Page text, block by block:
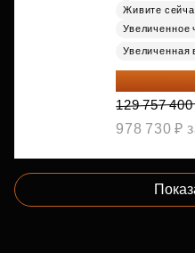
Живите
Увеличенное
Увеличенная
125 864
129 757
978 730 ₽